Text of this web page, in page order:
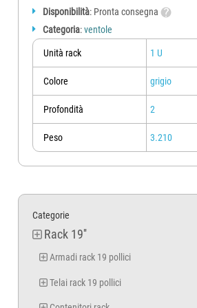
Disponibilità: Pronta consegna
Categoria:ventole
Unità rack 1 U
Colore grigio
Profondità 2
Peso 3.210
Categorie
Rack 19''
Armadi rack 19 pollici
Telai rack 19 pollici